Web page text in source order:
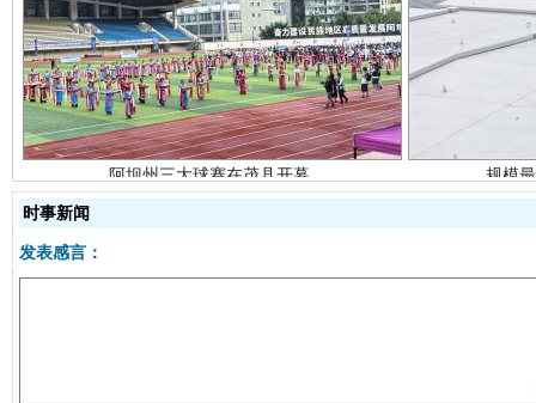
阿坝州三大球赛在茂县开幕 规模
时事新闻
发表感言：